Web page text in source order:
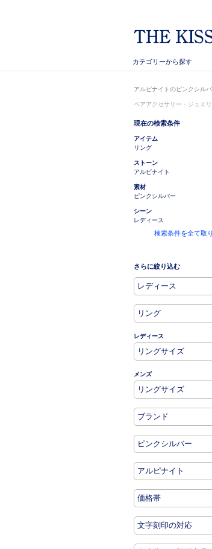
カテゴリーから探す
アルピナイトのピンクシル
ペアアクセサリー・ジュエ
現在の検索条件
アイテム
リング
ストーン
アルピナイト
素材
ピンクシルバー
シーン
レディース
検索条件を全て取
さらに絞り込む
レディース
メンズ